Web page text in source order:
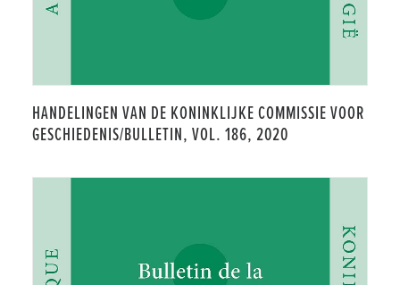
HANDELINGEN VAN DE KONINKLIJKE COMMISSIE VOOR
GESCHIEDENIS/BULLETIN, VOL. 186, 2020